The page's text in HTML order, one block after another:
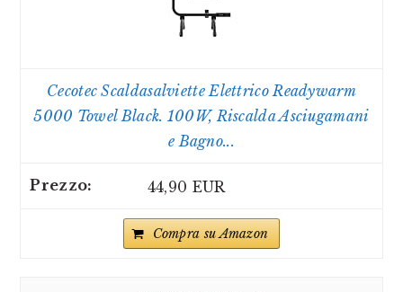
Cecotec Scaldasalviette Elettrico Readywarm
5000 Towel Black. 100W, Riscalda Asciugamani
e Bagno...
44,90 EUR
Compra su Amazon